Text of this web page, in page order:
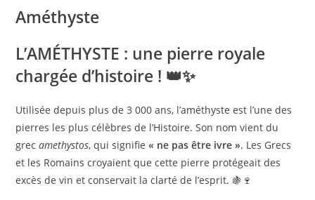
Améthyste
L’AMÉTHYSTE : une pierre royale
chargée d’histoire ! 👑✨
Utilisée depuis plus de 3 000 ans, l’améthyste est l’une des
pierres les plus célèbres de l’Histoire. Son nom vient du
grecamethystos, qui signifie« ne pas être ivre ». Les Grecs
et les Romains croyaient que cette pierre protégeait des
excès de vin et conservait la clarté de l’esprit. 🍇🍷